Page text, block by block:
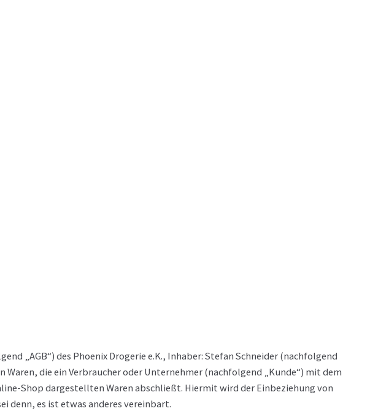
„AGB“) des Phoenix Drogerie e.K., Inhaber: Stefan Schneider (nachfolgend
die ein Verbraucher oder Unternehmer (nachfolgend „Kunde“) mit dem
Shop dargestellten Waren abschließt. Hiermit wird der Einbeziehung von
denn, es ist etwas anderes vereinbart.